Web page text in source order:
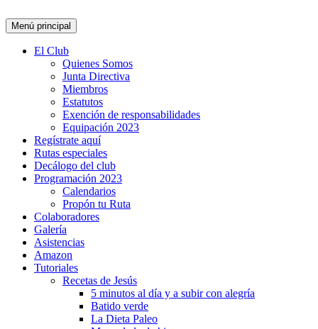
Buscar
Menú principal Ir
al
El Club
Quienes Somos
Junta Directiva
Miembros
Estatutos
Exención de responsabilidades
Equipación 2023
Regístrate aquí
Rutas especiales
Decálogo del club
Programación 2023
Calendarios
Propón tu Ruta
Colaboradores
Galería
Asistencias
Amazon
Tutoriales
Recetas de Jesús
5 minutos al día y a subir con alegría
Batido verde
La Dieta Paleo